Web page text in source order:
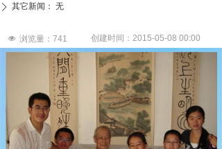
创建时间： 2015-05-08 00:00
넶 浏览量： 741
ꄲ 其它新闻： 无